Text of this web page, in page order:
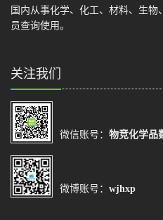
国内从事化学、化工、材料、生
员查询使用。
关注我们
微信账号： 物竞化学品
微博账号： wjhxp